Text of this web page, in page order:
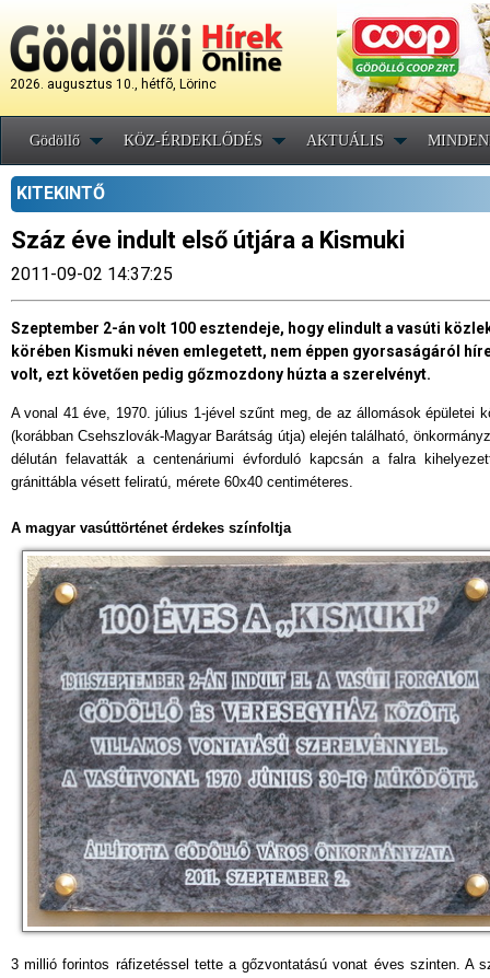
2026. augusztus 10., hétfõ, Lörinc
Gödöllő KÖZ-ÉRDEKLŐDÉS AKTUÁLIS
KITEKINTŐ
Száz éve indult első útjára a Kismuki
2011-09-02 14:37:25
Szeptember 2-án volt 100 esztendeje, hogy elindult a vasúti
körében Kismuki néven emlegetett, nem éppen gyorsaságáról
volt, ezt követően pedig gőzmozdony húzta a szerelvényt.
A vonal 41 éve, 1970. július 1-jével szűnt meg, de az állomások épületei
(korábban Csehszlovák-Magyar Barátság útja) elején található,
délután felavatták a centenáriumi évforduló kapcsán a falra
gránittábla vésett feliratú, mérete 60x40 centiméteres.
A magyar vasúttörténet érdekes színfoltja
3 millió forintos ráfizetéssel tette a gőzvontatású vonat éves szinten. A